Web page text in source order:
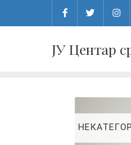
ЈУ Центар